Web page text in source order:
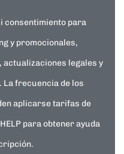
consentimiento para
y promocionales,
legales y
La frecuencia de los
aplicarse tarifas de
para obtener ayuda